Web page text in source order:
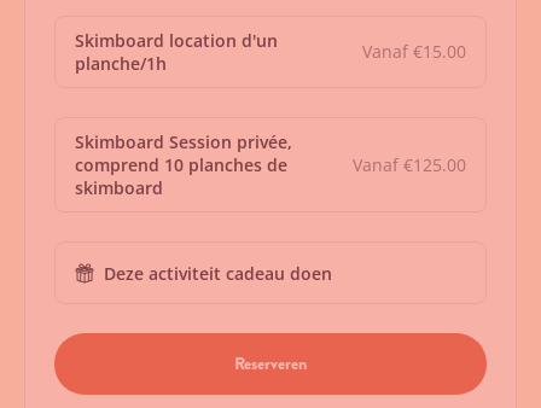
Skimboard location d'un
planche/1h
Vanaf €15.00
Skimboard Session privée,
comprend 10 planches de
skimboard
Vanaf €125.00
Deze activiteit cadeau doen
Reserveren